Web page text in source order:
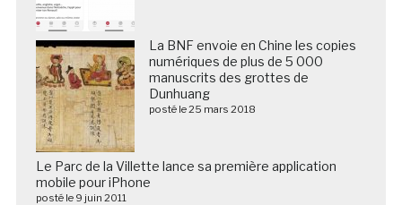
La BNF envoie en Chine les copies
numériques de plus de 5 000
manuscrits des grottes de
Dunhuang
posté le 25 mars 2018
Le Parc de la Villette lance sa première application
mobile pour iPhone
posté le 9 juin 2011